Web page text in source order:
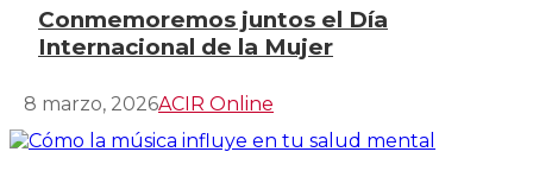
Conmemoremos juntos el Día
Internacional de la Mujer
8 marzo, 2026ACIR Online